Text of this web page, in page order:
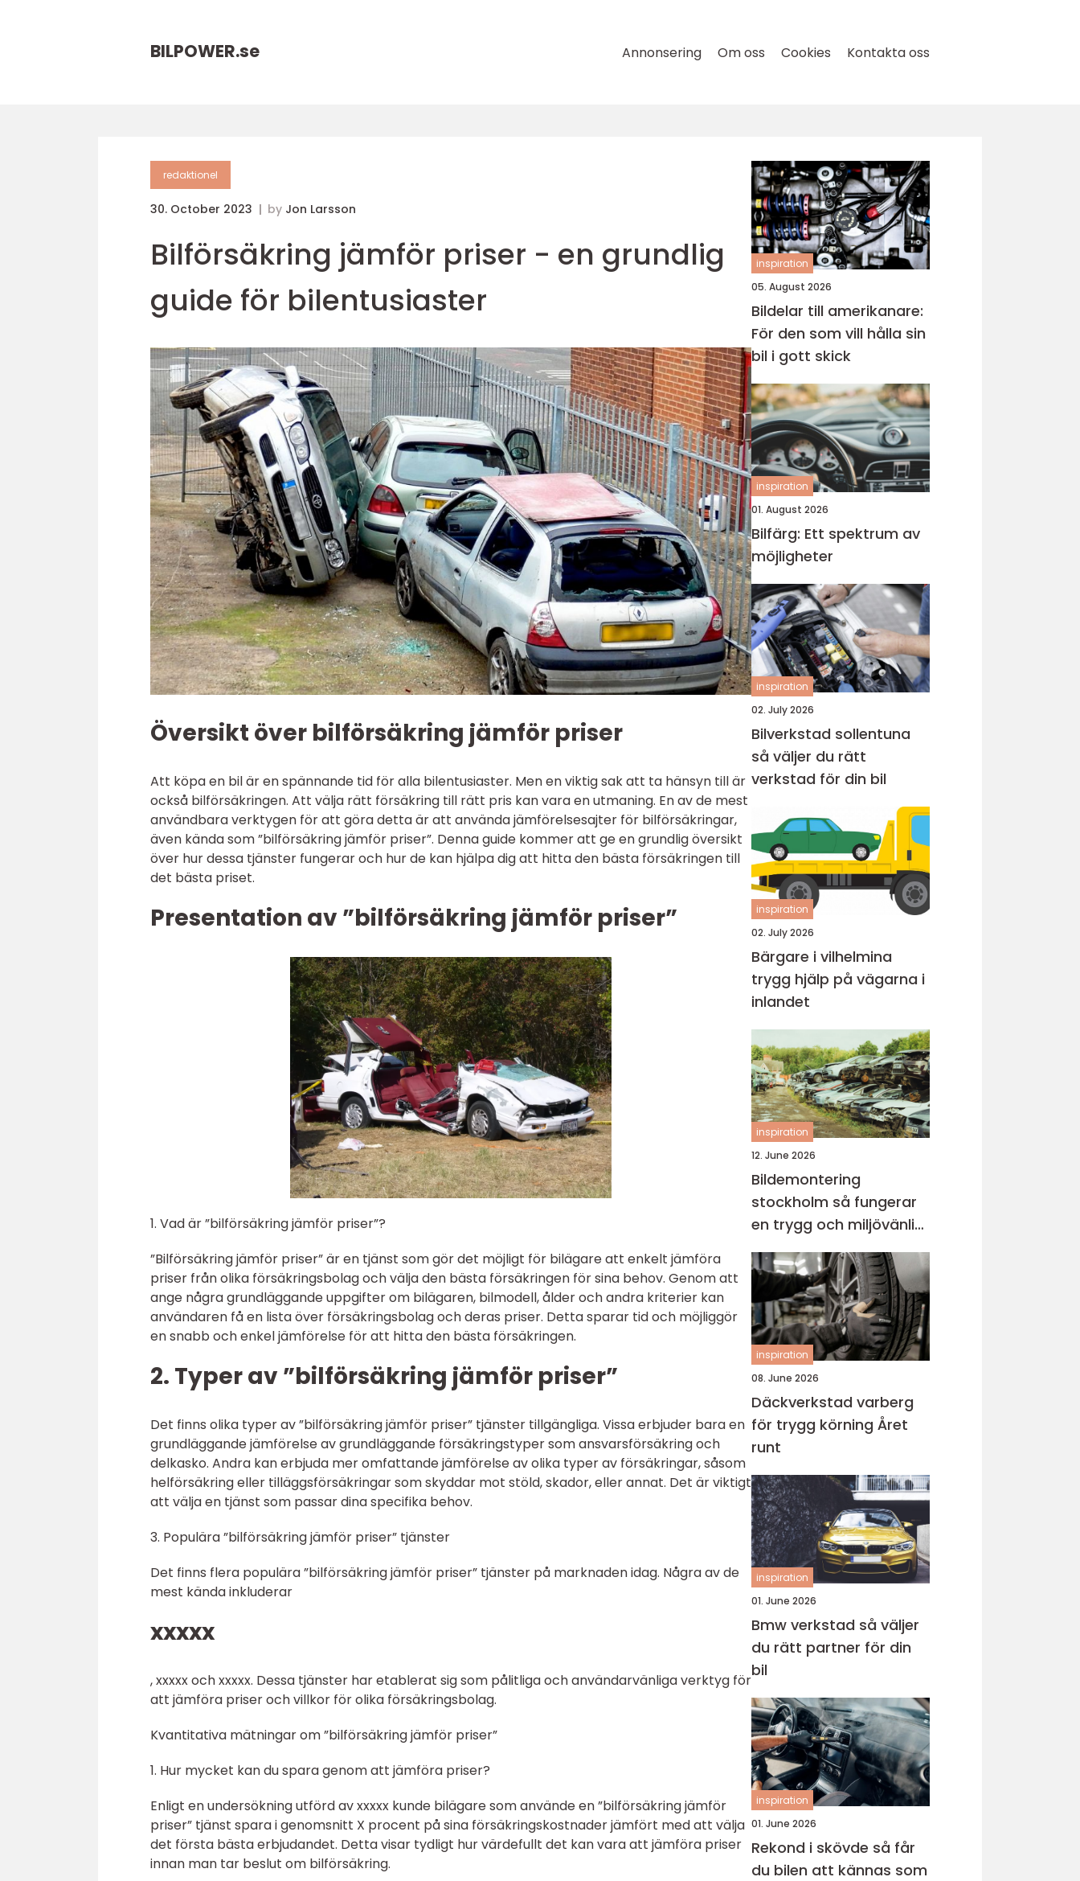
BILPOWER.se Annonsering Om oss Cookies Kontakta oss
redaktionel
30. October 2023 by Jon Larsson
Bilförsäkring jämför priser - en grundlig
guide för bilentusiaster
Översikt över bilförsäkring jämför priser
Att köpa en bil är en spännande tid för alla bilentusiaster. Men en viktig sak att ta hänsyn till är
också bilförsäkringen. Att välja rätt försäkring till rätt pris kan vara en utmaning. En av de mest
användbara verktygen för att göra detta är att använda jämförelsesajter för bilförsäkringar,
även kända som ”bilförsäkring jämför priser”. Denna guide kommer att ge en grundlig översikt
över hur dessa tjänster fungerar och hur de kan hjälpa dig att hitta den bästa försäkringen till
det bästa priset.
Presentation av ”bilförsäkring jämför priser”
1. Vad är ”bilförsäkring jämför priser”?
”Bilförsäkring jämför priser” är en tjänst som gör det möjligt för bilägare att enkelt jämföra
priser från olika försäkringsbolag och välja den bästa försäkringen för sina behov. Genom att
ange några grundläggande uppgifter om bilägaren, bilmodell, ålder och andra kriterier kan
användaren få en lista över försäkringsbolag och deras priser. Detta sparar tid och möjliggör
en snabb och enkel jämförelse för att hitta den bästa försäkringen.
2. Typer av ”bilförsäkring jämför priser”
Det finns olika typer av ”bilförsäkring jämför priser” tjänster tillgängliga. Vissa erbjuder bara en
grundläggande jämförelse av grundläggande försäkringstyper som ansvarsförsäkring och
delkasko. Andra kan erbjuda mer omfattande jämförelse av olika typer av försäkringar, såsom
helförsäkring eller tilläggsförsäkringar som skyddar mot stöld, skador, eller annat. Det är viktigt
att välja en tjänst som passar dina specifika behov.
3. Populära ”bilförsäkring jämför priser” tjänster
Det finns flera populära ”bilförsäkring jämför priser” tjänster på marknaden idag. Några av de
mest kända inkluderar
xxxxx
, xxxxx och xxxxx. Dessa tjänster har etablerat sig som pålitliga och användarvänliga verktyg för
att jämföra priser och villkor för olika försäkringsbolag.
Kvantitativa mätningar om ”bilförsäkring jämför priser”
1. Hur mycket kan du spara genom att jämföra priser?
Enligt en undersökning utförd av xxxxx kunde bilägare som använde en ”bilförsäkring jämför
priser” tjänst spara i genomsnitt X procent på sina försäkringskostnader jämfört med att välja
det första bästa erbjudandet. Detta visar tydligt hur värdefullt det kan vara att jämföra priser
innan man tar beslut om bilförsäkring.
inspiration
05. August 2026
Bildelar till amerikanare:
För den som vill hålla sin
bil i gott skick
inspiration
01. August 2026
Bilfärg: Ett spektrum av
möjligheter
inspiration
02. July 2026
Bilverkstad sollentuna
så väljer du rätt
verkstad för din bil
inspiration
02. July 2026
Bärgare i vilhelmina
trygg hjälp på vägarna i
inlandet
inspiration
12. June 2026
Bildemontering
stockholm så fungerar
en trygg och miljövänlig
bilskrot
inspiration
08. June 2026
Däckverkstad varberg
för trygg körning Året
runt
inspiration
01. June 2026
Bmw verkstad så väljer
du rätt partner för din
bil
inspiration
01. June 2026
Rekond i skövde så får
du bilen att kännas som